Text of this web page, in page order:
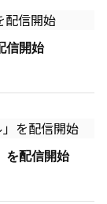
信開始
を配信開始